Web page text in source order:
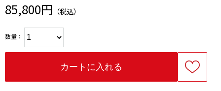
85,800円 （税込）
数量：